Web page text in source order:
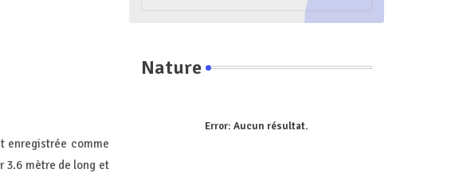
enregistrée comme
3.6 mètre de long et
Nature
Error: Aucun résultat.